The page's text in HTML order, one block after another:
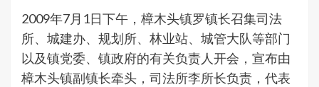
2009年7月1日下午，樟木头镇罗镇长召集司法
所、城建办、规划所、林业站、城管大队等部门
以及镇党委、镇政府的有关负责人开会，宣布由
樟木头镇副镇长牵头，司法所李所长负责，代表